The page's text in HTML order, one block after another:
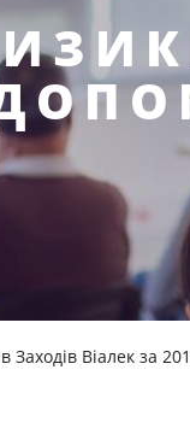
Заходів Віалек за